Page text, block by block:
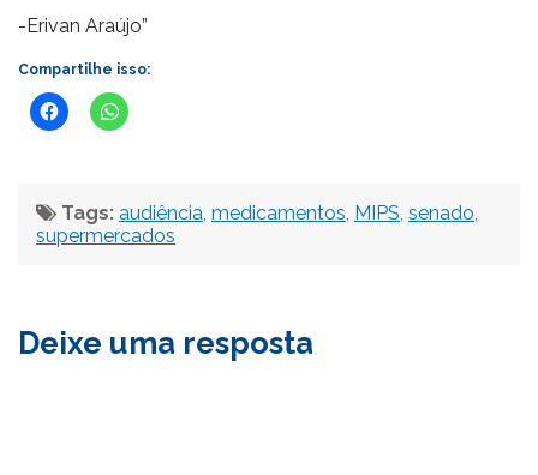
-Erivan Araújo”
Compartilhe isso:
Tags: audiência, medicamentos, MIPS, senado,
supermercados
Deixe uma resposta